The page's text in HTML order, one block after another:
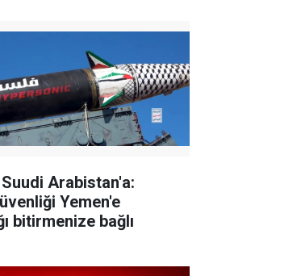
Arabistan'a:
Yemen'e
bitirmenize bağlı